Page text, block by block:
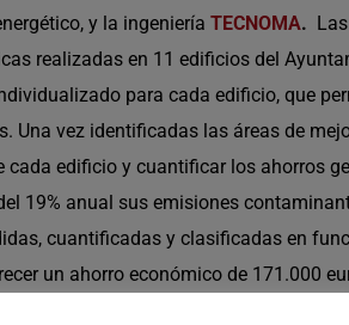
y la ingeniería TECNOMA.
realizadas en 11 edificios del
para cada edificio, que
vez identificadas las áreas de
cada edificio y cuantificar los ahorros
19% anual sus emisiones
cuantificadas y clasificadas en
un ahorro económico de 171.000
por los edificios municipales. De